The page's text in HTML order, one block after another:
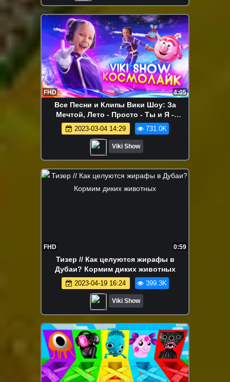
FHD 4:05
Все Песни и Клипы Вики Шоу: За
Мечтой, Лето - Просто - Ты и Я -
КосмоЛайк - Хэй Лейдис / Вики Шоу -
КЛИП VIKI SHOW "КосмоЛайк"
Смешарики 3+ / Вики Шоу
2023-03-04 14:29 731.0K
Viki Show
FHD 0:59
Тизер // Как целуются жирафы в
Дубаи? Кормим диких животных
2023-04-19 16:24 399.3K
Viki Show